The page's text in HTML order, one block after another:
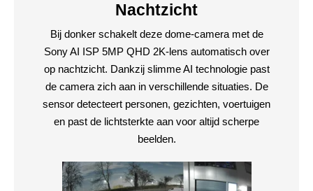
Nachtzicht
Bij donker schakelt deze dome-camera met de
Sony AI ISP 5MP QHD 2K-lens automatisch over
op nachtzicht. Dankzij slimme AI technologie past
de camera zich aan in verschillende situaties. De
sensor detecteert personen, gezichten, voertuigen
en past de lichtsterkte aan voor altijd scherpe
beelden.